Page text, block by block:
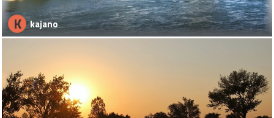
K kajano